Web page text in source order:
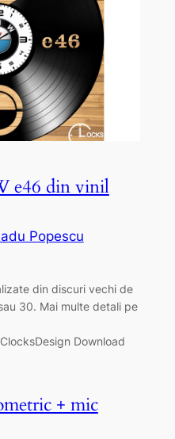
e46 din vinil
Popescu
din discuri vechi de
30. Mai multe detali pe
Download
+ mic